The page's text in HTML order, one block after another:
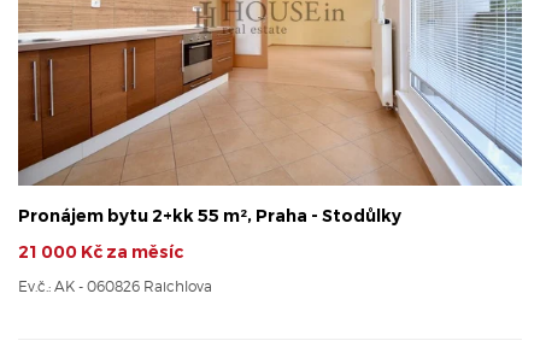
Pronájem bytu 2+kk 55 m², Praha - Stodůlky
21 000 Kč za měsíc
Ev.č.: AK - 060826 Raichlova